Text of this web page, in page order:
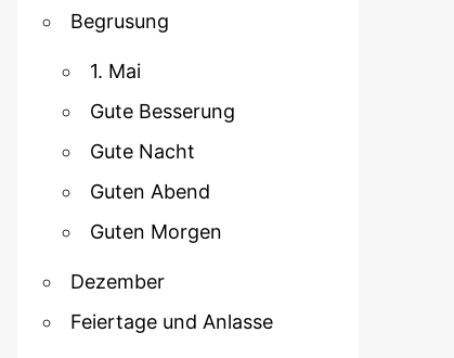
Begrusung
1. Mai
Gute Besserung
Gute Nacht
Guten Abend
Guten Morgen
Dezember
Feiertage und Anlasse